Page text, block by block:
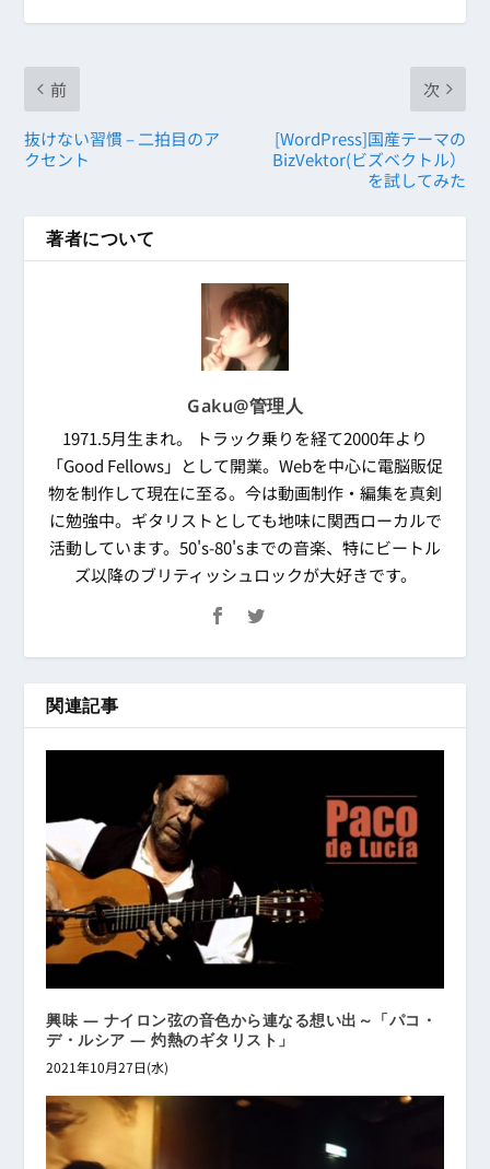
前
抜けない習慣 – 二拍目のア
クセント
次
[WordPress]国産テーマの
BizVektor(ビズベクトル）
を試してみた
著者について
Gaku@管理人
1971.5月生まれ。 トラック乗りを経て2000年より
「Good Fellows」として開業。Webを中心に電脳販促
物を制作して現在に至る。今は動画制作・編集を真剣
に勉強中。ギタリストとしても地味に関西ローカルで
活動しています。50's-80'sまでの音楽、特にビートル
ズ以降のブリティッシュロックが大好きです。
関連記事
興味 ― ナイロン弦の音色から連なる想い出～「パコ・
デ・ルシア ― 灼熱のギタリスト」
2021年10月27日(水)